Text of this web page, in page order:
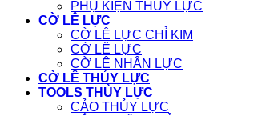
PHỤ KIỆN THỦY LỰC
CỜ LÊ LỰC
CỜ LÊ LỰC CHỈ KIM
CỜ LÊ LỰC
CỜ LÊ NHÂN LỰC
CỜ LÊ THỦY LỰC
TOOLS THỦY LỰC
CẢO THỦY LỰC